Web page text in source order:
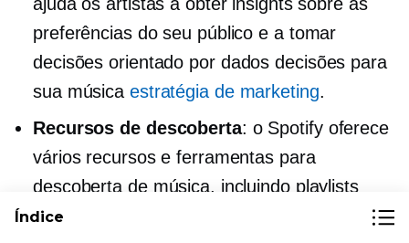
preferências do seu público e a tomar
decisõesorientado por dados decisões para
sua música estratégia de marketing.
Recursos de descoberta: o Spotify oferece
vários recursos e ferramentas para
descoberta de música, incluindo playlists
personalizadas, recomendações
Índice